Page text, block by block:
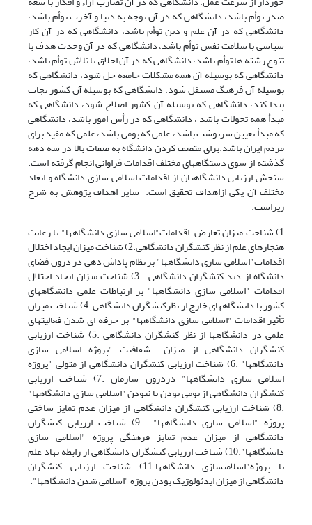
صدر توأم باشد، دانشگاهی که در آن توجه به دنیا و آخرت توأم باشد،
دانشگاهی که در آن علم و دین توأم باشد، دانشگاهی که در آن کار
سیاسی با سلامت نفس توأم باشد، دانشگاهی که در آن وحدت هدف با
تنوع رشته ها توأم باشد، دانشگاهی که در آن اخلاق با تلاش توأم باشد،
دانشگاهی که بوسیله آن همه مشکلات جامعه حل شود، دانشگاهی که
بوسیله آن فرهنگ مستقل شود، دانشگاهی که بوسیله آن کشور نجات
پیدا کند، دانشگاهی که بوسیله آن کشور اصلاح شود، دانشگاهی که
مبدأ همه تحولات باشد ، دانشگاهی که در رأس امور باشد، دانشگاهی
که مبدأ تعیین سرنوشت باشد، علمی که بومی باشد، علمی که مفید برای
مردم ایران باشد.برای متصف کردن دانشگاه به صفات بالا در سه دهه
گذشته از سوی دستگاههای مختلف اقدامات فراوانی انجام گرفته است.
سنجش ارزیابی دانشگاهیان از اقدامات اسلامی سازی دانشگاه و ابعاد
مختلف آن یکی ازاهداف تحقیق است. سایر اهداف پژوهش به شرح
زیراست.
1) شناخت میزان تعارض اقدامات"اسلامی سازی دانشگاهها" با رعایت
هنجارهای علم از نظر کنشگران دانشگاهی.2) شناخت میزان ایجاد اختلال
اقدامات"اسلامی سازی دانشگاهها" بر نظام پاداش دهی در درون فضای
دانشگاه از دید کنشگران دانشگاهی . 3) شناخت میزان ایجاد اختلال
اقدامات "اسلامی سازی دانشگاهها" بر ارتباطات علمی دانشگاههای
کشور با دانشگاههای خارج از نظرکنشگران دانشگاهی .4) شناخت میزان
تأثیر اقدامات "اسلامی سازی دانشگاهها" بر حرفه ای شدن فعالیتهای
علمی در دانشگاهها از نظر کنشگران دانشگاهی .5) شناخت ارزیابی
کنشگران دانشگاهی از میزان شفافیت "پروژه اسلامی سازی
دانشگاهها" .6) شناخت ارزیابی کنشگران دانشگاهی از متولی "پروژه
اسلامی سازی دانشگاهها" دردرون سازمان .7) شناخت ارزیابی
کنشگران دانشگاهی از بومی بودن یا نبودن "اسلامی سازی دانشگاهها"
.8) شناخت ارزیابی کنشگران دانشگاهی از میزان عدم تمایز ساختی
پروژه "اسلامی سازی دانشگاهها" . 9) شناخت ارزیابی کنشگران
دانشگاهی از میزان عدم تمایز فرهنگی پروژه "اسلامی سازی
دانشگاهها".10) شناخت ارزیابی کنشگران دانشگاهی از رابطه نهاد علم
با پروژه"اسلامی­سازی دانشگاهها.11) شناخت ارزیابی کنشگران
دانشگاهی از میزان ایدئولوژیک بودن پروژه "اسلامی شدن دانشگاهها".